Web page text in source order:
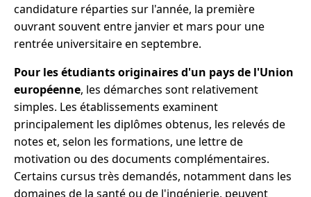
candidature réparties sur l'année, la première
ouvrant souvent entre janvier et mars pour une
rentrée universitaire en septembre.
Pour les étudiants originaires d'un pays de l'Union
européenne, les démarches sont relativement
simples. Les établissements examinent
principalement les diplômes obtenus, les relevés de
notes et, selon les formations, une lettre de
motivation ou des documents complémentaires.
Certains cursus très demandés, notamment dans les
domaines de la santé ou de l'ingénierie, peuvent